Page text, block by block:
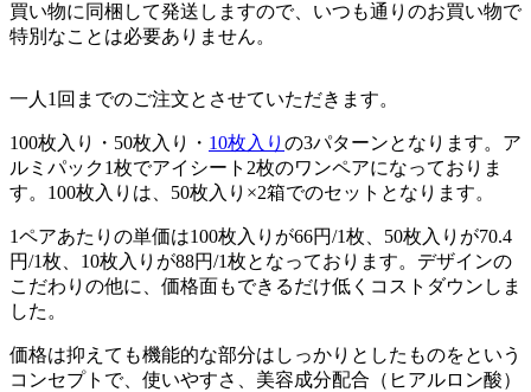
買い物に同梱して発送しますので、いつも通りのお買い物で
特別なことは必要ありません。
一人1回までのご注文とさせていただきます。
100枚入り・50枚入り・ 10枚入り の3パターンとなります。ア
ルミパック1枚でアイシート2枚のワンペアになっておりま
す。100枚入りは、50枚入り×2箱でのセットとなります。
1ペアあたりの単価は100枚入りが66円/1枚、50枚入りが70.4
円/1枚、10枚入りが88円/1枚となっております。デザインの
こだわりの他に、価格面もできるだけ低くコストダウンしま
した。
価格は抑えても機能的な部分はしっかりとしたものをという
コンセプトで、使いやすさ、美容成分配合（ヒアルロン酸）